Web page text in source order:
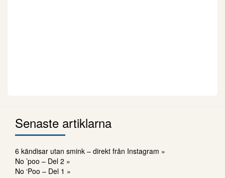
Senaste artiklarna
6 kändisar utan smink – direkt från Instagram »
No ’poo – Del 2 »
No ‘Poo – Del 1 »